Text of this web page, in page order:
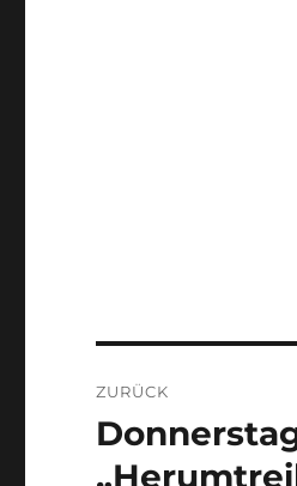
ZURÜCK
Vorheriger
Beitrag: